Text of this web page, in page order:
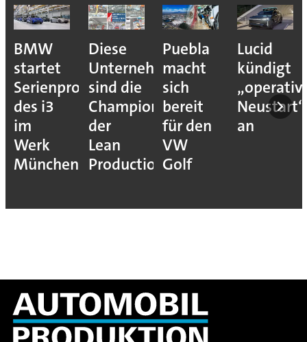
die
Puebla
macht
sich
bereit
für den
VW
Golf
Lucid
kündigt
„operativen
Neustart“
Darum
schöpft
Autoindustrie
jetzt
Das
von